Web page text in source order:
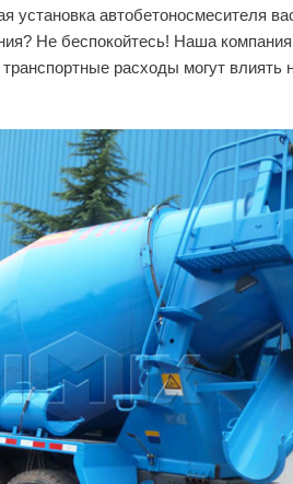
автобетоносмесителя
Не беспокойтесь! Наша
расходы могут влиять